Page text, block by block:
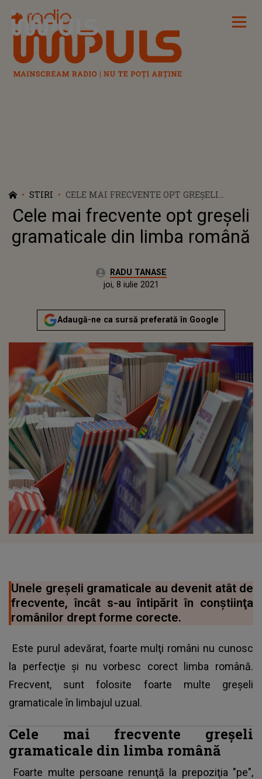
Radio Impuls
STIRI
CELE MAI FRECVENTE OPT GREȘELI
GRAMATICALE DIN LIMBA ROMÂNĂ
Cele mai frecvente opt greșeli
gramaticale din limba română
Autor:RADU TANASE
Publicat:
joi, 8 iulie 2021
Adaugă-ne ca sursă preferată în Google
Unele greşeli gramaticale au devenit atât de
frecvente, încât s-au întipărit în conştiinţa
românilor drept forme corecte.
Este purul adevărat, foarte mulţi români nu cunosc
la perfecţie şi nu vorbesc corect limba română.
Frecvent, sunt folosite foarte multe greşeli
gramaticale în limbajul uzual.
Cele mai frecvente greşeli
gramaticale din limba română
Foarte multe persoane renunţă la prepoziţia "pe",